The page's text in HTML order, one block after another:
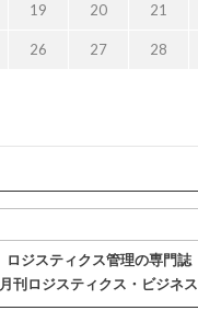
19 20 21
26 27 28
ロジスティクス管理の専門誌
月刊ロジスティクス・ビジネス